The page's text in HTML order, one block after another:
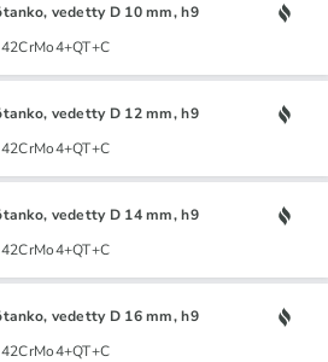
vedetty D 10 mm, h9
vedetty D 12 mm, h9
vedetty D 14 mm, h9
vedetty D 16 mm, h9